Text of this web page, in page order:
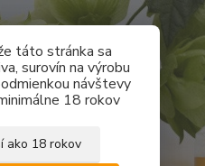
táto stránka sa
surovín na výrobu
návštevy
18 rokov
ako 18 rokov